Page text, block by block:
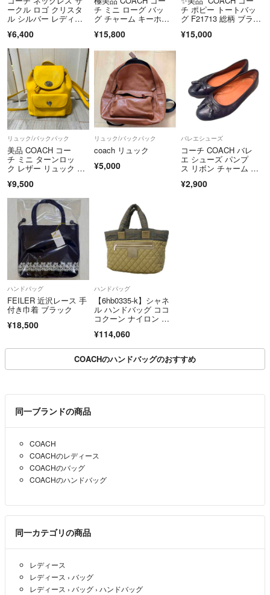
ークル ロゴ クリスタ
ル シルバー レディー
¥6,400
チ ミニ ローグ バッ
グ チャーム キーホル
ン ペブルレザー イヤ
¥15,800
チ ポピー トートバッ
グ F21713 総柄 ブラッ
¥15,000
リュック/バックパック
美品 COACH コー
チ ミニ ターンロッ
ク レザー リュック 巾
¥9,500
リュック/バックパック
coach リュック
¥5,000
バレエシューズ
コーチ COACH バレ
エ シューズ パンプ
ス リボン チャーム 24.
¥2,900
ハンドバッグ
FEILER 近沢レース 手
付き巾着 ブラック
¥18,500
ハンドバッグ
【6hb0335-k】シャネ
ル ハンドバッグ ココ
コクーン ナイロン カ
古】レディース
¥114,060
COACHのハンドバッグのおすすめ
同一ブランドの商品
COACH
COACHのレディース
COACHのバッグ
COACHのハンドバッグ
同一カテゴリの商品
レディース
レディース › バッグ
レディース › バッグ › ハンドバッグ